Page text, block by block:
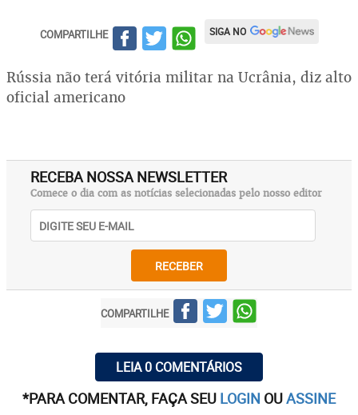
COMPARTILHE SIGA NO
Rússia não terá vitória militar na Ucrânia, diz alto
oficial americano
RECEBA NOSSA NEWSLETTER
Comece o dia com as notícias selecionadas pelo nosso editor
RECEBER
COMPARTILHE
LEIA 0 COMENTÁRIOS
*PARA COMENTAR, FAÇA SEU LOGIN OUASSINE